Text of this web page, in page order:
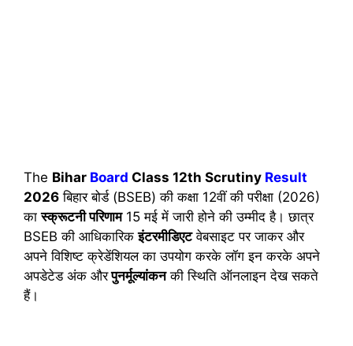
The Bihar Board Class 12th Scrutiny Result
2026 बिहार बोर्ड (BSEB) की कक्षा 12वीं की परीक्षा (2026)
कास्क्रूटनी परिणाम15 मई में जारी होने की उम्मीद है। छात्र
BSEB की आधिकारिकइंटरमीडिएटवेबसाइट पर जाकर और
अपने विशिष्ट क्रेडेंशियल का उपयोग करके लॉग इन करके अपने
अपडेटेड अंक औरपुनर्मूल्यांकनकी स्थिति ऑनलाइन देख सकते
हैं।